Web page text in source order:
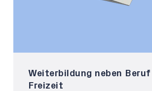
Weiterbildung neben Beruf
Freizeit